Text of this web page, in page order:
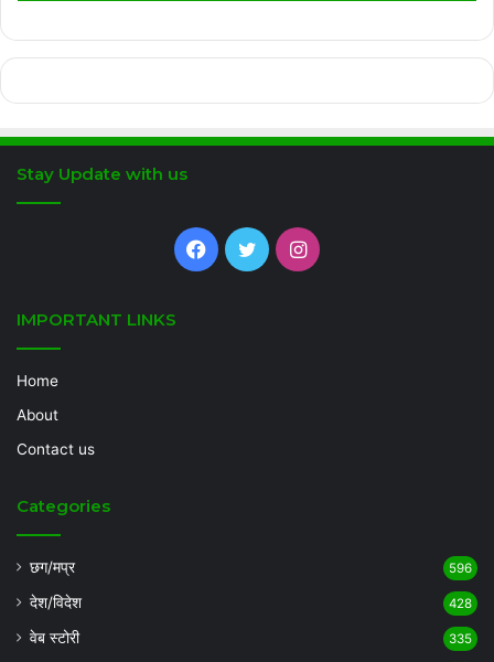
Stay Update with us
Facebook
TwitterInstagram
IMPORTANT LINKS
Home
About
Contact us
Categories
छग/मप्र 596
देश/विदेश 428
वेब स्टोरी 335